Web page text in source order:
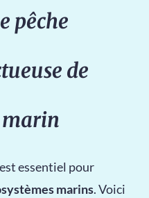
pêche
de
marin
essentiel pour
marins. Voici